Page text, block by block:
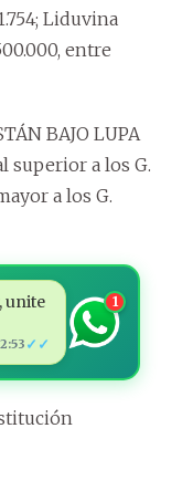
Liduvina
entre
BAJO LUPA
superior a los G.
a los G.
unite
✓✓
1